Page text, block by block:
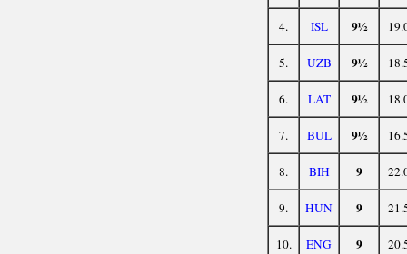
4. ISL 9½
5. UZB 9½
6. LAT 9½
7. BUL 9½
8. BIH 9
9. HUN 9
10. ENG 9